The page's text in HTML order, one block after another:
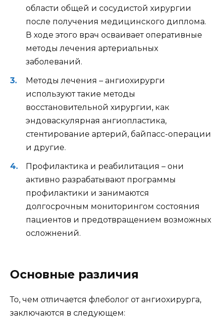
области общей и сосудистой хирургии
после получения медицинского диплома.
В ходе этого врач осваивает оперативные
методы лечения артериальных
заболеваний.
Методы лечения – ангиохирурги
используют такие методы
восстановительной хирургии, как
эндоваскулярная ангиопластика,
стентирование артерий, байпасс-операции
и другие.
Профилактика и реабилитация – они
активно разрабатывают программы
профилактики и занимаются
долгосрочным мониторингом состояния
пациентов и предотвращением возможных
осложнений.
Основные различия
То, чем отличается флеболог от ангиохирурга,
заключаются в следующем: